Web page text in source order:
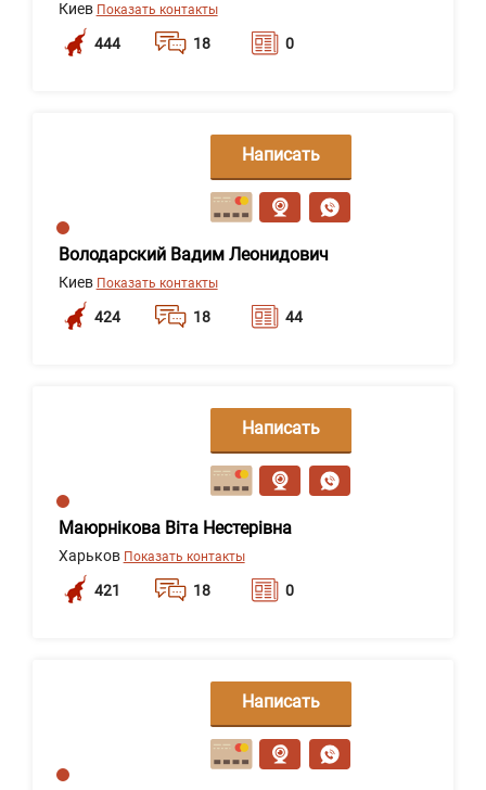
Киев Показать контакты
444 18 0
Володарский Вадим Леонидович
Киев Показать контакты
424 18 44
Написать
сообщение
Маюрнікова Віта Нестерівна
Харьков Показать контакты
421 18 0
Написать
сообщение
Написать
сообщение